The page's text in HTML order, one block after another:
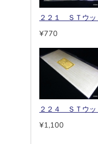
２２１ ＳＴウ
¥770
２２４ ＳＴウ
¥1,100